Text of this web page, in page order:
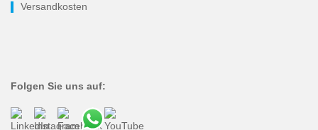
Versandkosten
Folgen Sie uns auf: